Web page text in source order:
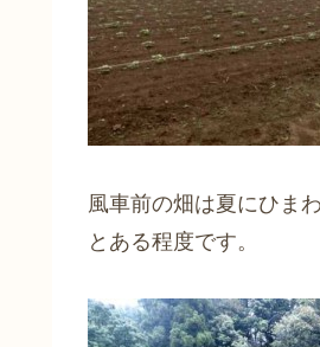
風車前の畑は夏にひま
とある程度です。